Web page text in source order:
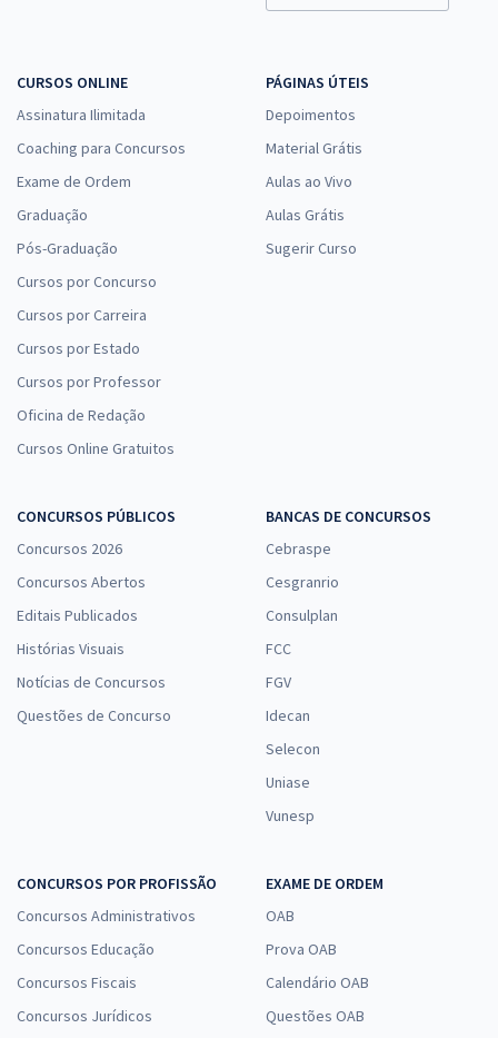
CURSOS ONLINE
Assinatura Ilimitada
Coaching para Concursos
Exame de Ordem
Graduação
Pós-Graduação
Cursos por Concurso
Cursos por Carreira
Cursos por Estado
Cursos por Professor
Oficina de Redação
Cursos Online Gratuitos
PÁGINAS ÚTEIS
Depoimentos
Material Grátis
Aulas ao Vivo
Aulas Grátis
Sugerir Curso
CONCURSOS PÚBLICOS
Concursos 2026
Concursos Abertos
Editais Publicados
Histórias Visuais
Notícias de Concursos
Questões de Concurso
BANCAS DE CONCURSOS
Cebraspe
Cesgranrio
Consulplan
FCC
FGV
Idecan
Selecon
Uniase
Vunesp
CONCURSOS POR PROFISSÃO
Concursos Administrativos
Concursos Educação
Concursos Fiscais
Concursos Jurídicos
EXAME DE ORDEM
OAB
Prova OAB
Calendário OAB
Questões OAB